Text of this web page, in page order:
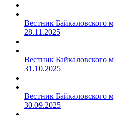
Вестник Байкаловского
28.11.2025
Вестник Байкаловского
31.10.2025
Вестник Байкаловского
30.09.2025